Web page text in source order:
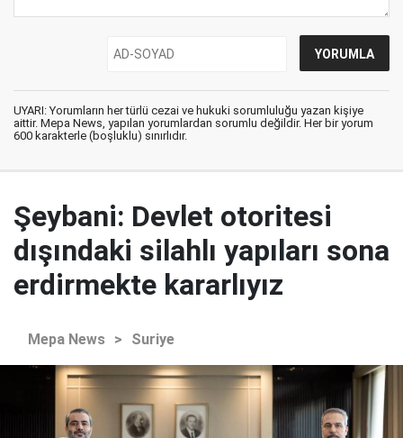
UYARI: Yorumların her türlü cezai ve hukuki sorumluluğu yazan kişiye
aittir. Mepa News, yapılan yorumlardan sorumlu değildir. Her bir yorum
600 karakterle (boşluklu) sınırlıdır.
Şeybani: Devlet otoritesi
dışındaki silahlı yapıları sona
erdirmekte kararlıyız
Mepa News > Suriye